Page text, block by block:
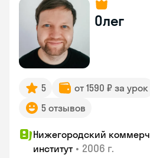
Олег
5 от 1590 ₽ за урок
5 отзывов
Нижегородский
институт • 2006 г.